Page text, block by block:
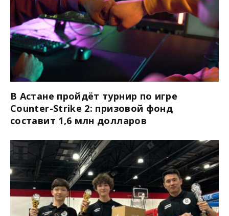
В Астане пройдёт турнир по игре
Counter-Strike 2: призовой фонд
составит 1,6 млн долларов